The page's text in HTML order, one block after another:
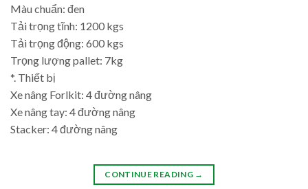
Màu chuẩn: đen
Tải trọng tĩnh: 1200 kgs
Tải trọng động: 600 kgs
Trọng lượng pallet: 7kg
*. Thiết bị
Xe nâng Forlkit: 4 đường nâng
Xe nâng tay: 4 đường nâng
Stacker: 4 đường nâng
CONTINUE READING →